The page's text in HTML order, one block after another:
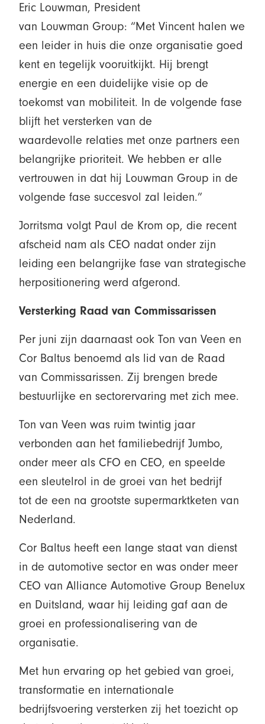
Eric Louwman, President
van Louwman Group: “Met Vincent halen we
een leider in huis die onze organisatie goed
kent en tegelijk vooruitkijkt. Hij brengt
energie en een duidelijke visie op de
toekomst van mobiliteit. In de volgende fase
blijft het versterken van de
waardevolle relaties met onze partners een
belangrijke prioriteit. We hebben er alle
vertrouwen in dat hij Louwman Group in de
volgende fase succesvol zal leiden.”
Jorritsma volgt Paul de Krom op, die recent
afscheid nam als CEO nadat onder zijn
leiding een belangrijke fase van strategische
herpositionering werd afgerond.
Versterking Raad van Commissarissen
Per juni zijn daarnaast ook Ton van Veen en
Cor Baltus benoemd als lid van de Raad
van Commissarissen. Zij brengen brede
bestuurlijke en sectorervaring met zich mee.
Ton van Veen was ruim twintig jaar
verbonden aan het familiebedrijf Jumbo,
onder meer als CFO en CEO, en speelde
een sleutelrol in de groei van het bedrijf
tot de een na grootste supermarktketen van
Nederland.
Cor Baltus heeft een lange staat van dienst
in de automotive sector en was onder meer
CEO van Alliance Automotive Group Benelux
en Duitsland, waar hij leiding gaf aan de
groei en professionalisering van de
organisatie.
Met hun ervaring op het gebied van groei,
transformatie en internationale
bedrijfsvoering versterken zij het toezicht op